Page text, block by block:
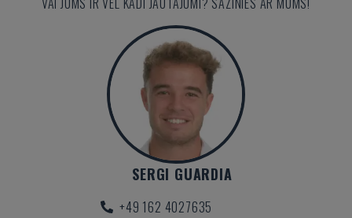
SERGI GUARDIA
+49 162 4027635